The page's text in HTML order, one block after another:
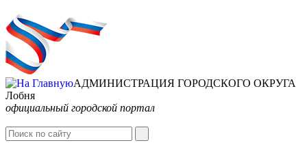
АДМИНИСТРАЦИЯ ГОРОДСКОГО ОКРУГА
Лобня
официальный городской портал